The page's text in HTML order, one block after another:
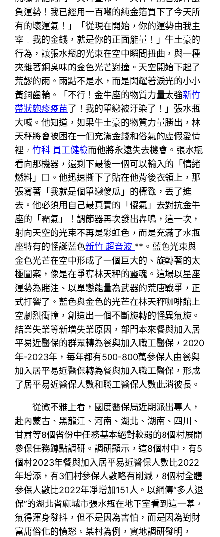
負運勢！我已經用一百噸的純金箔買下了今天所
有的壞運氣！」「從現在開始，你的運勢由我主
宰！我的金錢，就是你的正面能量！」牛土豪的
行為，讓張水瓶的光束在空中瞬間扭曲，與一種
夾雜著銅臭味的金色光芒對撞。天空開始下起了
荒謬的雨。雨點不是水，而是閃耀著淚光的小小
黃銅齒輪。「不行！金牛座的物質力量太強新竹
帶狀皰疹疫苗了！我的單戀被汙染了！」張水瓶
大喊。他知道，如果牛土豪的物質力量勝出，林
天秤將會被困在一個充滿金錢和俗氣的虛假愛情
裡，竹科 員工健檢而他將永遠失去機會。張水瓶
看向那機器，還剩下最後一個可以輸入的「情緒
燃料」口。他迅速撕下了貼在他背後衣領上，那
張寫著「我就是個單戀傻瓜」的標籤，丟了進
去。他必須用自己最真實的「傻氣」去對抗金牛
座的「霸氣」！調節器再次發出轟鳴，這一次，
射向天空的光束不再是彩虹色，而是充滿了水瓶
座特有的怪誕藍色新竹 超音波 **。藍色光束與
金色光芒在空中形成了一個巨大的、旋轉著的太
極圖案，像是在爭奪林天秤的靈魂。這場以星座
運勢為賭注、以單戀能量為武器的荒唐戰爭，正
式打響了。藍色與金色的光芒在林天秤咖啡館上
空劇烈衝撞，創造出一個不斷旋轉的怪異氣旋。
結業失業等新增失業原因，部門本來餐與加入居
平易近醫保的群眾轉為餐與加入職工醫保，2020
年-2023年，每年都有500-800萬參保人由餐與
加入居平易近醫保轉為餐與加入職工醫保，形成
了居平易近醫保人數和職工醫保人數此消彼長。
從微不雅上看，國度醫保局近期派出專人，
赴內蒙古、黑龍江、河南、湖北、湖南、四川、
甘肅等8個省份中任務基本絕對較弱的8個村展開
參保任務蹲點調研。調研顯示，這8個村中，有5
個村2023年餐與加入居平易近醫保人數比2022
年增添，有3個村參保人數略有削減，8個村全體
參保人數比2022年凈增加151人。以網傳“多人退
保”的湖北省麻城市張水瓶在地下室看到這一幕，
氣得渾身發抖，但不是因為害怕，而是因為對財
富庸俗化的憤怒。某村為例，實地調研發明，